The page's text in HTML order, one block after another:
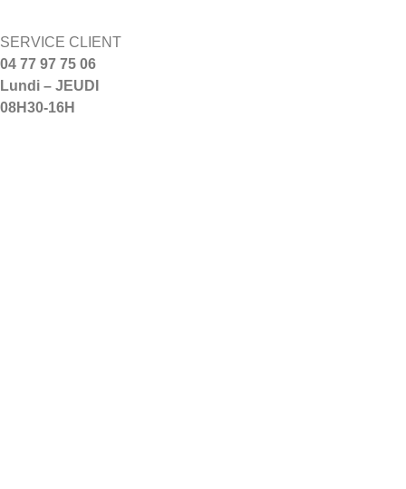
SERVICE CLIENT
04 77 97 75 06
Lundi – JEUDI
08H30-16H